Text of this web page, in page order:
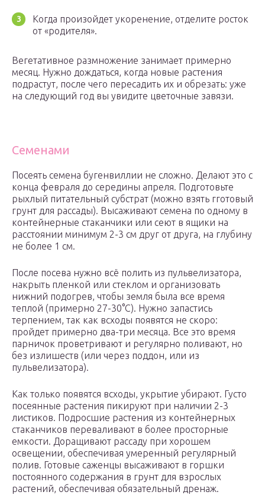
Когда произойдет укоренение, отделите росток
от «родителя».
Вегетативное размножение занимает примерно
месяц. Нужно дождаться, когда новые растения
подрастут, после чего пересадить их и обрезать: уже
на следующий год вы увидите цветочные завязи.
Семенами
Посеять семена бугенвиллии не сложно. Делают это с
конца февраля до середины апреля. Подготовьте
рыхлый питательный субстрат (можно взять гготовый
грунт для рассады). Высаживают семена по одному в
контейнерные стаканчики или сеют в ящики на
расстоянии минимум 2-3 см друг от друга, на глубину
не более 1 см.
После посева нужно всё полить из пульвелизатора,
накрыть пленкой или стеклом и организовать
нижний подогрев, чтобы земля была все время
теплой (примерно 27-30°С). Нужно запастись
терпением, так как всходы появятся не скоро:
пройдет примерно два-три месяца. Все это время
парничок проветривают и регулярно поливают, но
без излишеств (или через поддон, или из
пульвелизатора).
Как только появятся всходы, укрытие убирают. Густо
посеянные растения пикируют при наличии 2-3
листиков. Подросшие растения из контейнерных
стаканчиков переваливают в более просторные
емкости. Доращивают рассаду при хорошем
освещении, обеспечивая умеренный регулярный
полив. Готовые саженцы высаживают в горшки
постоянного содержания в грунт для взрослых
растений, обеспечивая обязательный дренаж.